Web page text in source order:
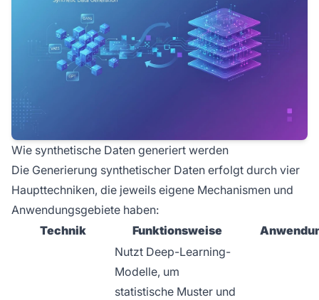
Wie synthetische Daten generiert werden
Die Generierung synthetischer Daten erfolgt durch vier
Haupttechniken, die jeweils eigene Mechanismen und
Anwendungsgebiete haben:
Technik
Funktionsweise
Nutzt Deep-Learning-
Modelle, um
statistische Muster und